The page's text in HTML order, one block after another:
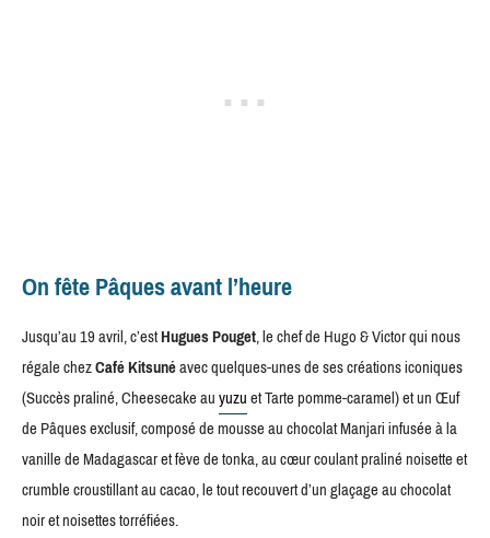
On fête Pâques avant l’heure
Jusqu’au 19 avril, c’estHugues Pouget, le chef de Hugo & Victor qui nous
régale chezCafé Kitsunéavec quelques-unes de ses créations iconiques
(Succès praliné, Cheesecake auyuzuet Tarte pomme-caramel) et un Œuf
de Pâques exclusif, composé de mousse au chocolat Manjari infusée à la
vanille de Madagascar et fève de tonka, au cœur coulant praliné noisette et
crumble croustillant au cacao, le tout recouvert d’un glaçage au chocolat
noir et noisettes torréfiées.